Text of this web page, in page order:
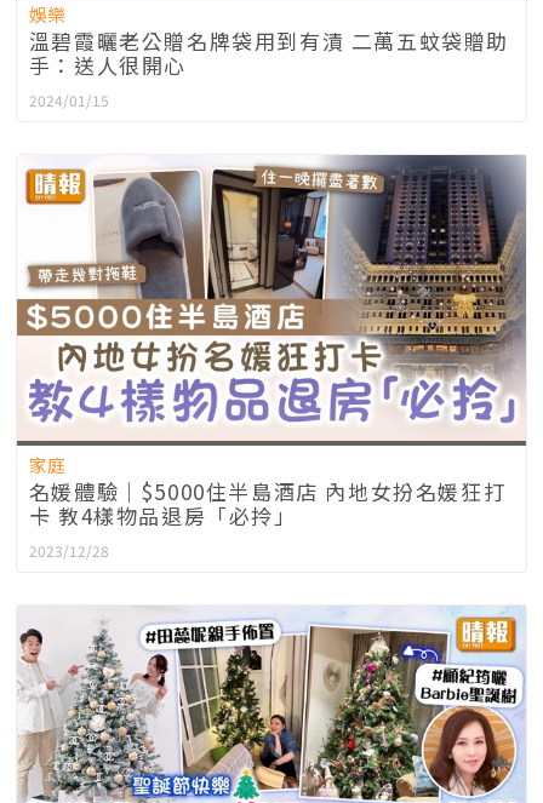
娛樂
溫碧霞曬老公贈名牌袋用到有漬 二萬五蚊袋贈助
手：送人很開心
2024/01/15
家庭
名媛體驗｜$5000住半島酒店 內地女扮名媛狂打
卡 教4樣物品退房「必拎」
2023/12/28